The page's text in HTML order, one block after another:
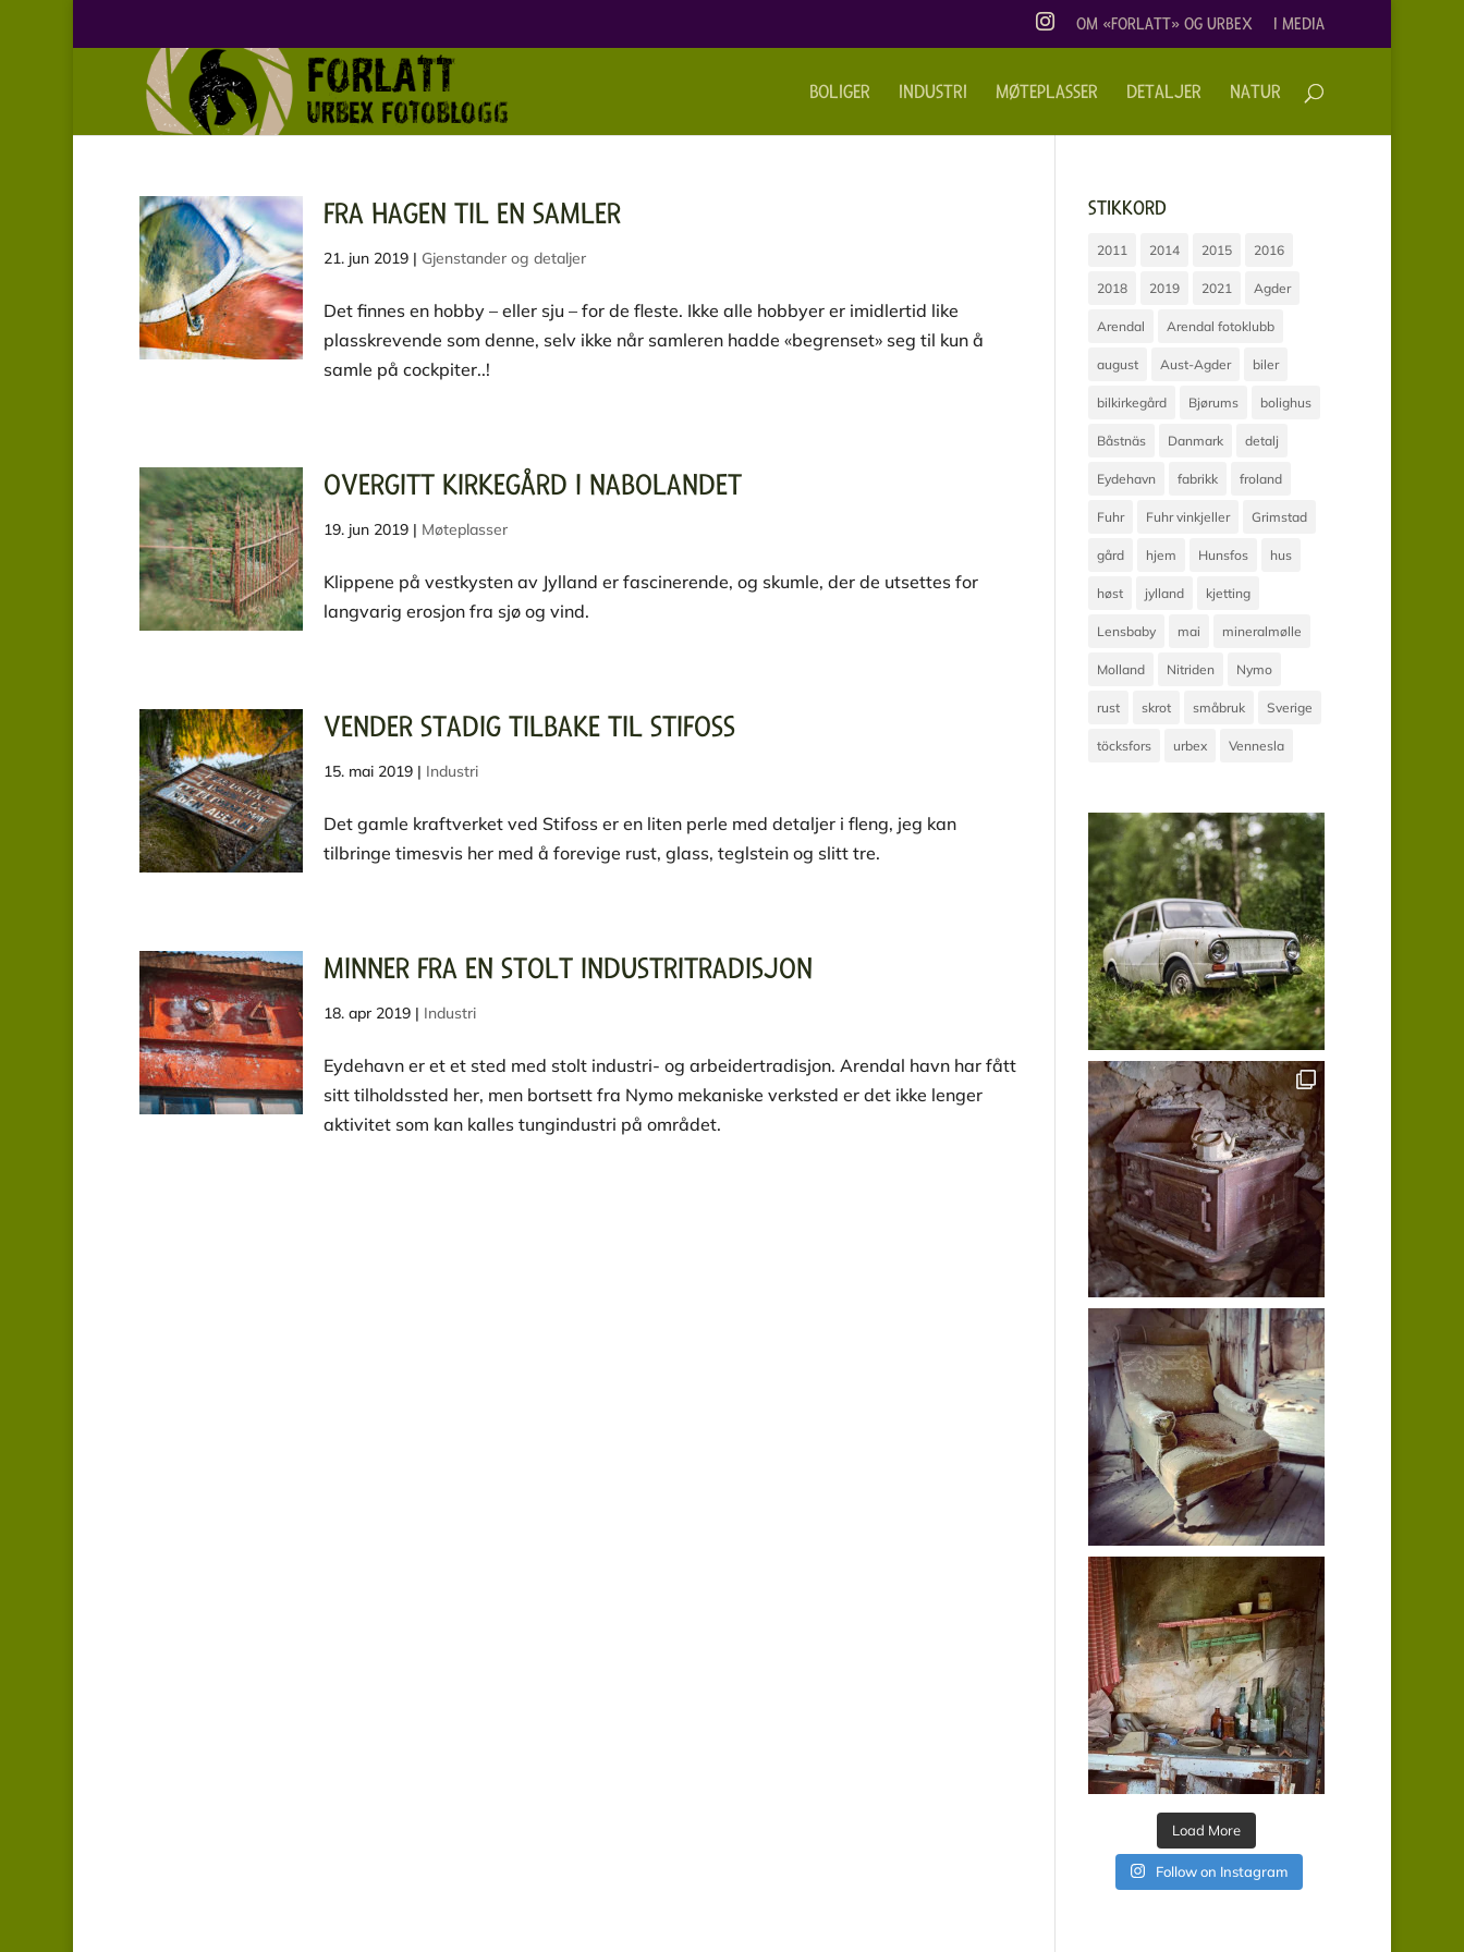
OM «FORLATT» OG URBEX I MEDIA
BOLIGER INDUSTRI MØTEPLASSER DETALJER NATUR
FRA HAGEN TIL EN SAMLER
21. jun 2019| Gjenstander og detaljer
Det finnes en hobby – eller sju – for de fleste. Ikke alle hobbyer er imidlertid like
plasskrevende som denne, selv ikke når samleren hadde «begrenset» seg til kun å
samle på cockpiter..!
OVERGITT KIRKEGÅRD I NABOLANDET
19. jun 2019| Møteplasser
Klippene på vestkysten av Jylland er fascinerende, og skumle, der de utsettes for
langvarig erosjon fra sjø og vind.
VENDER STADIG TILBAKE TIL STIFOSS
15. mai 2019| Industri
Det gamle kraftverket ved Stifoss er en liten perle med detaljer i fleng, jeg kan
tilbringe timesvis her med å forevige rust, glass, teglstein og slitt tre.
MINNER FRA EN STOLT INDUSTRITRADISJON
18. apr 2019| Industri
Eydehavn er et et sted med stolt industri- og arbeidertradisjon. Arendal havn har fått
sitt tilholdssted her, men bortsett fra Nymo mekaniske verksted er det ikke lenger
aktivitet som kan kalles tungindustri på området.
STIKKORD
2011 2014 2015 2016
2018 2019 2021 Agder
Arendal Arendal fotoklubb
august Aust-Agder biler
bilkirkegård Bjørums bolighus
Båstnäs Danmark detalj
Eydehavn fabrikk froland
Fuhr Fuhr vinkjeller Grimstad
gård hjem Hunsfos hus
høst jylland kjetting
Lensbaby mai mineralmølle
Molland Nitriden Nymo
rust skrot småbruk Sverige
töcksfors urbex Vennesla
Load More
Follow on Instagram